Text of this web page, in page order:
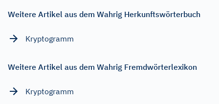
Weitere Artikel aus dem Wahrig Herkunftswörterbuch
Kryptogramm
Weitere Artikel aus dem Wahrig Fremdwörterlexikon
Kryptogramm